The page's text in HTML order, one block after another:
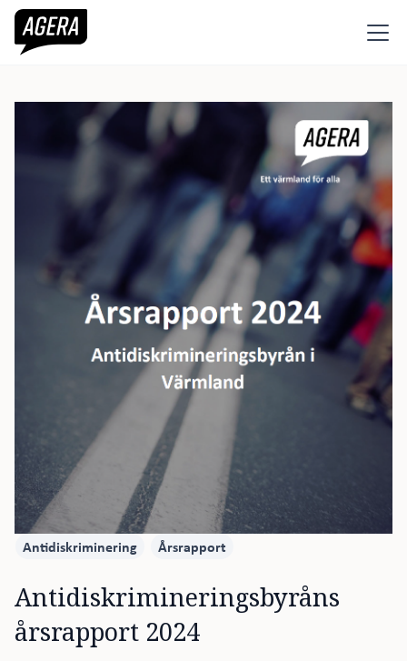
Antidiskriminering Årsrapport
Antidiskrimineringsbyråns
årsrapport 2024